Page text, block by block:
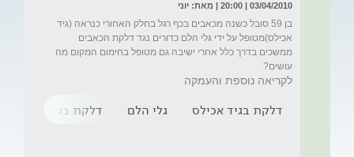
03/04/2010 | 20:00 | מאת: יוני
בן 59 סובל כשנה מכאבים בכף רגל בחלק האחורי כנראה (גיד
אכילס)מטופל על ידי גלי הלם כדורים נגד דלקת הכאבים
ממשכים בדרך כלל אחרי ישיבה גם מטופל בחימום המקום מה
עושים?
לקריאה נוספת והעמקה
דלקת בגיד אכילס גלי הלם דלקת בגיד